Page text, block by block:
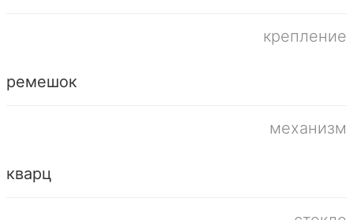
крепление
ремешок
механизм
кварц